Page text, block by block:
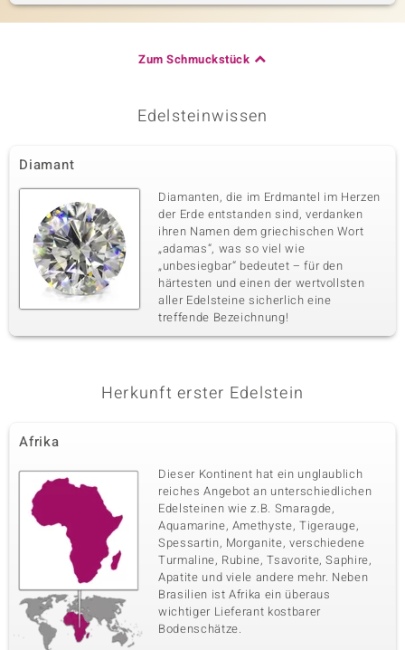
Zum Schmuckstück
Edelsteinwissen
Diamant
Diamanten, die im Erdmantel im Herzen
der Erde entstanden sind, verdanken
ihren Namen dem griechischen Wort
„adamas“, was so viel wie
„unbesiegbar“ bedeutet – für den
härtesten und einen der wertvollsten
aller Edelsteine sicherlich eine
treffende Bezeichnung!
Herkunft erster Edelstein
Afrika
Dieser Kontinent hat ein unglaublich
reiches Angebot an unterschiedlichen
Edelsteinen wie z.B. Smaragde,
Aquamarine, Amethyste, Tigerauge,
Spessartin, Morganite, verschiedene
Turmaline, Rubine, Tsavorite, Saphire,
Apatite und viele andere mehr. Neben
Brasilien ist Afrika ein überaus
wichtiger Lieferant kostbarer
Bodenschätze.